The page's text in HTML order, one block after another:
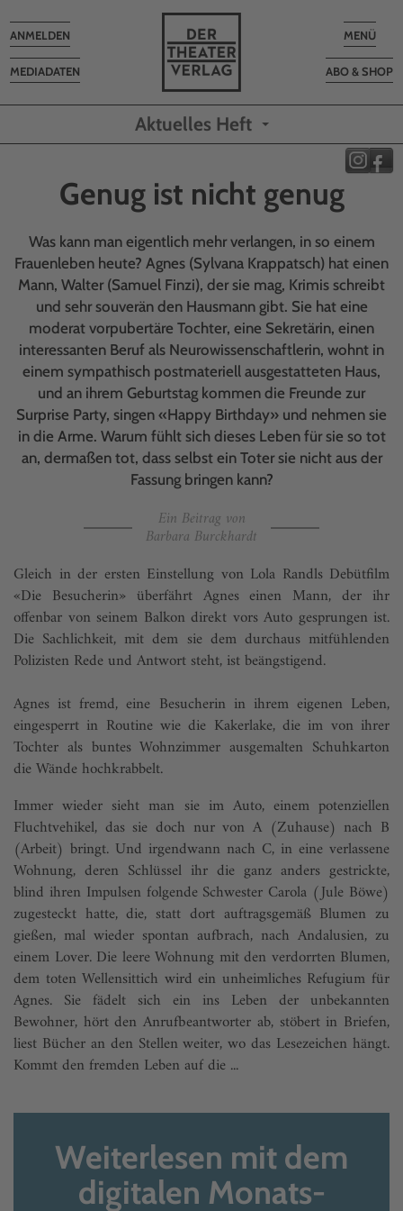
Toggle
MENÜ
ABO & SHOP
MEDIADATEN
Toggle
navigation
ANMELDEN
Aktuelles Heft
Genug ist nicht genug
Was kann man eigentlich mehr verlangen, in so einem
Frauenleben heute? Agnes (Sylvana Krappatsch) hat einen
Mann, Walter (Samuel Finzi), der sie mag, Krimis schreibt
und sehr souverän den Hausmann gibt. Sie hat eine
moderat vorpubertäre Tochter, eine Sekretärin, einen
interessanten Beruf als Neurowissenschaftlerin, wohnt in
einem sympathisch postmateriell ausgestatteten Haus,
und an ihrem Geburtstag kommen die Freunde zur
Surprise Party, singen «Happy Birthday» und nehmen sie
in die Arme. Warum fühlt sich dieses Leben für sie so tot
an, dermaßen tot, dass selbst ein Toter sie nicht aus der
Fassung bringen kann?
Ein Beitrag von
Barbara Burckhardt
Gleich in der ersten Einstellung von Lola Randls Debütfilm
«Die Besucherin» überfährt Agnes einen Mann, der ihr
offenbar von seinem Balkon direkt vors Auto gesprungen ist.
Die Sachlichkeit, mit dem sie dem durchaus mitfühlenden
Polizisten Rede und Antwort steht, ist beängstigend.
Agnes ist fremd, eine Besucherin in ihrem eigenen Leben,
eingesperrt in Routine wie die Kakerlake, die im von ihrer
Tochter als buntes Wohnzimmer ausgemalten Schuhkarton
die Wände hochkrabbelt.
Immer wieder sieht man sie im Auto, einem potenziellen
Fluchtvehikel, das sie doch nur von A (Zuhause) nach B
(Arbeit) bringt. Und irgendwann nach C, in eine verlassene
Wohnung, deren Schlüssel ihr die ganz anders gestrickte,
blind ihren Impulsen folgende Schwester Carola (Jule Böwe)
zugesteckt hatte, die, statt dort auftragsgemäß Blumen zu
gießen, mal wieder spontan aufbrach, nach Andalusien, zu
einem Lover. Die leere Wohnung mit den verdorrten Blumen,
dem toten Wellensittich wird ein unheimliches Refugium für
Agnes. Sie fädelt sich ein ins Leben der unbekannten
Bewohner, hört den Anrufbeantworter ab, stöbert in Briefen,
liest Bücher an den Stellen weiter, wo das Lesezeichen hängt.
Kommt den fremden Leben auf die ...
Weiterlesen mit dem
digitalen Monats-